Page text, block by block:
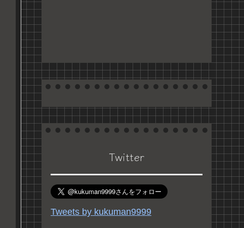
Twitter
Tweets by kukuman9999